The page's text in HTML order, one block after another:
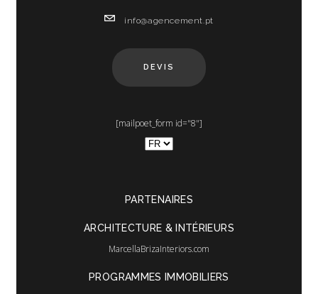
info@agencement.pt
DEVIS
[mailpoet_form id="8"]
Choisir
PARTENAIRES
ARCHITECTURE & INTÉRIEURS
MarcellaBrizaInteriors.com
PROGRAMMES IMMOBILIERS